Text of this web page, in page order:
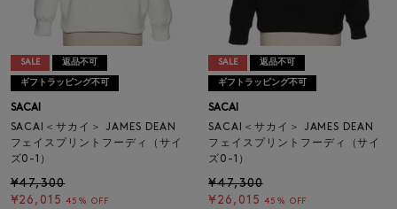
SALE 返品不可
ギフトラッピング不可
SACAI
SACAI＜サカイ＞ JAMES DEAN
フェイスプリントフーディ（サイ
ズ0-1）
¥47,300
¥26,015 45% OFF
SALE 返品不可
ギフトラッピング不可
SACAI
SACAI＜サカイ＞ JAMES DEAN
フェイスプリントフーディ（サイ
ズ0-1）
¥47,300
¥26,015 45% OFF